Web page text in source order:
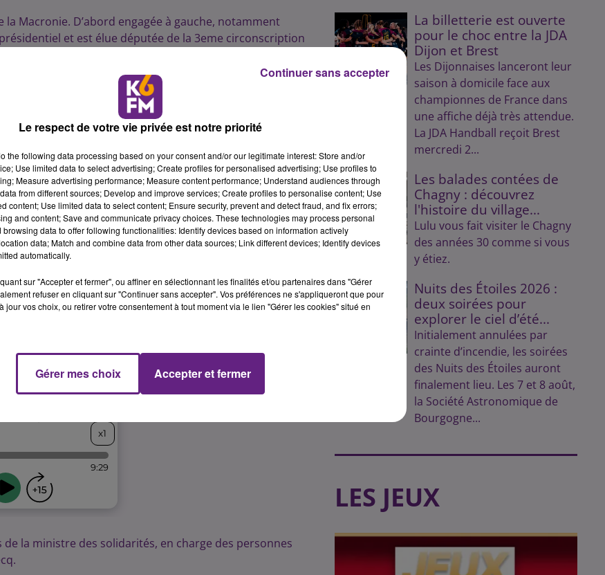
Macronie. D’abord engagée à gauche, notamment
et est élue députée de la 3eme circonscription
de la commission des affaires sociales, joue un rôle
en présidant la commission mixte paritaire.
mobilisée sur diverses questions sociales. Nous
des EHPADs après les révélations publiées
:
la ministre des solidarités, en charge des personnes
La billetterie est ouverte
pour le choc entre la JDA
Dijon et Brest
Les Dijonnaises lanceront leur
saison à domicile face aux
championnes de France dans
une affiche déjà très attendue.
La JDA Handball reçoit Brest
mercredi 2...
Les balades contées de
Chagny : découvrez
l'histoire du village...
Lulu vous fait visiter le Chagny
des années 30 comme si vous
y étiez.
Nuits des Étoiles 2026 :
deux soirées pour
explorer le ciel d’été...
Initialement annulées par
crainte d’incendie, les soirées
des Nuits des Étoiles auront
finalement lieu. Les 7 et 8 août,
la Société Astronomique de
Bourgogne...
LES JEUX
Le respect de votre vie privée est notre priorité
the following data processing based on your consent and/or our legitimate interest: Store and/or
Use limited data to select advertising; Create profiles for personalised advertising; Use profiles to
Measure advertising performance; Measure content performance; Understand audiences through
from different sources; Develop and improve services; Create profiles to personalise content; Use
content; Use limited data to select content; Ensure security, prevent and detect fraud, and fix errors;
and content; Save and communicate privacy choices. These technologies may process personal
data to offer following functionalities: Identify devices based on information actively
data; Match and combine data from other data sources; Link different devices; Identify devices
automatically.
sur "Accepter et fermer", ou affiner en sélectionnant les finalités et/ou partenaires dans "Gérer
refuser en cliquant sur "Continuer sans accepter". Vos préférences ne s'appliqueront que pour
jour vos choix, ou retirer votre consentement à tout moment via le lien "Gérer les cookies" situé en
Gérer mes choix Accepter et fermer
Continuer sans accepter